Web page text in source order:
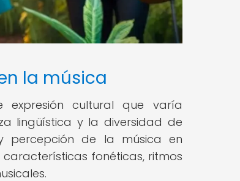
la música
cultural que varía
lingüística y la diversidad de
percepción de la música en
fonéticas, ritmos